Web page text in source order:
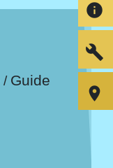
/ Guide
info
build
room